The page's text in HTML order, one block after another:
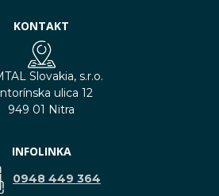
KONTAKT
Slovakia, s.r.o.
ulica 12
949 01 Nitra
INFOLINKA
0948 449 364